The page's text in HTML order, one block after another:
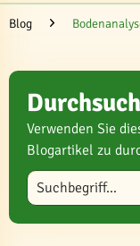
Blog
Verwenden Sie
Blogartikel zu
Blog durchsuchen